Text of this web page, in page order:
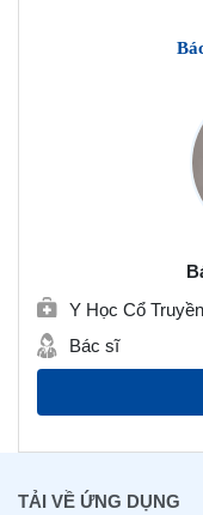
Y Học Cổ Truyền
Bác sĩ
TẢI VỀ ỨNG DỤNG